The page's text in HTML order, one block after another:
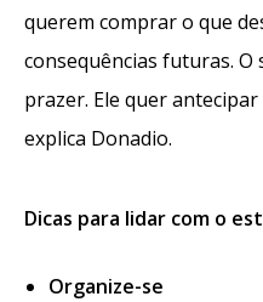
querem comprar o que
consequências futuras.
prazer. Ele quer
explica Donadio.
Dicas para lidar com o
Organize-se